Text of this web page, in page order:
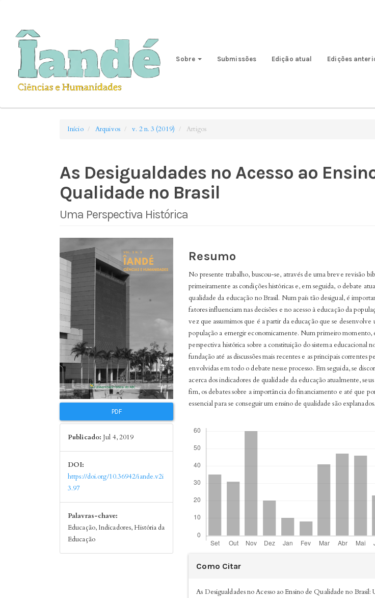
conteúdo
página
Navegação
Conteúdo
Sobre Submissões Edição atual Edições
Início Arquivos v. 2 n. 3 (2019) Artigos
As Desigualdades no Acesso ao
Qualidade no Brasil
Uma Perspectiva Histórica
Barra
lateral
de
artigos
PDF
Publicado: Jul 4, 2019
DOI:
https://doi.org/10.36942/iande.v2i
3.97
Palavras-chave:
Educação, Indicadores, História da
Educação
Conteúdo
do
artigo
principal
Resumo
No presente trabalho, buscou-se, através de uma breve revisão
primeiramente as condições históricas e, em seguida, o debate
qualidade da educação no Brasil. Num país tão desigual, é
fatores influenciam nas decisões e no acesso à educação da
vez que assumimos que é a partir da educação que se desenvolve
população a emergir economicamente. Num primeiro momento,
perspectiva histórica sobre a constituição do sistema educacional
fundação até as discussões mais recentes e as principais correntes
envolvidas em todo o debate nesse processo. Em seguida, se
acerca dos indicadores de qualidade da educação atualmente,
fim, os debates sobre a importância do financiamento e até que
essencial para se conseguir um ensino de qualidade são explanados.
Detalhes
do
artigo
Como Citar
As Desigualdades no Acesso ao Ensino de Qualidade no Brasil: